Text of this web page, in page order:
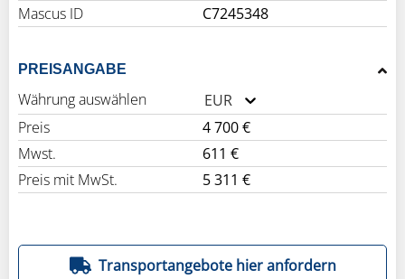
Mascus ID
C7245348
PREISANGABE
Währung auswählen
EUR
Preis
4 700 €
Mwst.
611 €
Preis mit MwSt.
5 311 €
Transportangebote hier anfordern